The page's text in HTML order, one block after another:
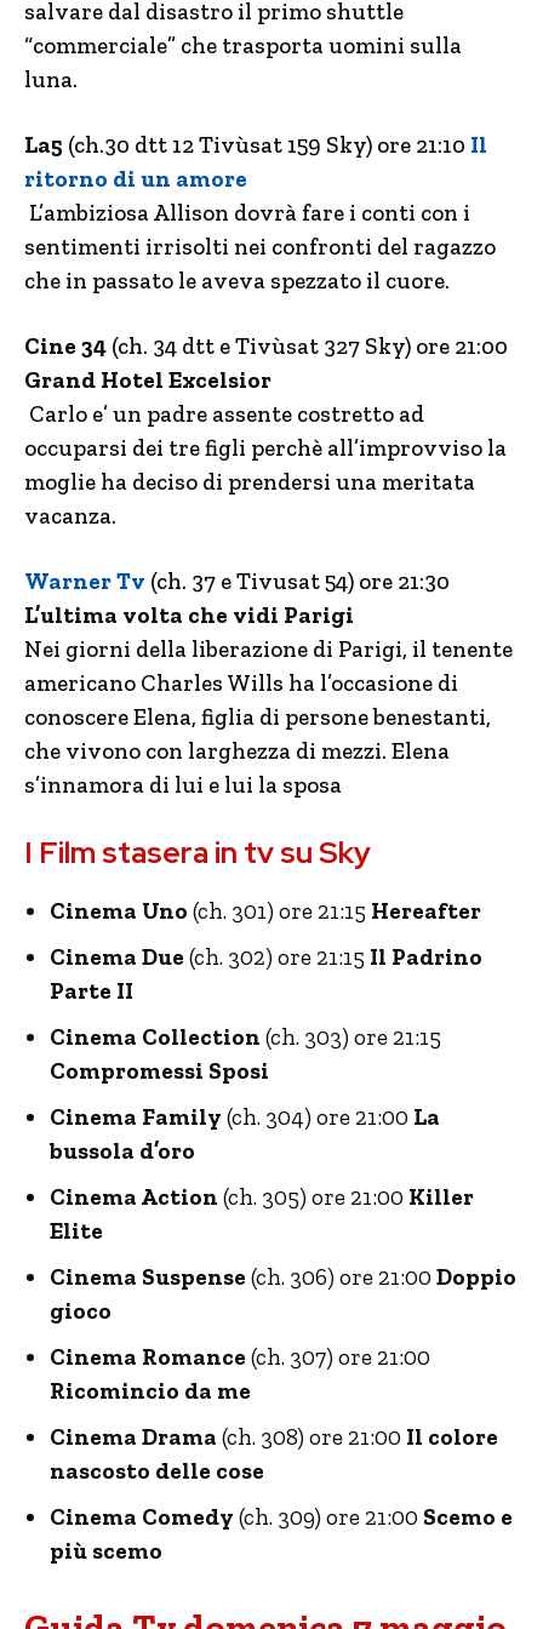
salvare dal disastro il primo shuttle
“commerciale” che trasporta uomini sulla
luna.
La5 (ch.30 dtt 12 Tivùsat 159 Sky) ore 21:10 Il
ritorno di un amore
L’ambiziosa Allison dovrà fare i conti con i
sentimenti irrisolti nei confronti del ragazzo
che in passato le aveva spezzato il cuore.
Cine 34 (ch. 34 dtt e Tivùsat 327 Sky) ore 21:00
Grand Hotel Excelsior
Carlo e’ un padre assente costretto ad
occuparsi dei tre figli perchè all’improvviso la
moglie ha deciso di prendersi una meritata
vacanza.
Warner Tv (ch. 37 e Tivusat 54) ore 21:30
L’ultima volta che vidi Parigi
Nei giorni della liberazione di Parigi, il tenente
americano Charles Wills ha l’occasione di
conoscere Elena, figlia di persone benestanti,
che vivono con larghezza di mezzi. Elena
s’innamora di lui e lui la sposa
I Film stasera in tv su Sky
Cinema Uno (ch. 301) ore 21:15 Hereafter
Cinema Due (ch. 302) ore 21:15 Il Padrino
Parte II
Cinema Collection (ch. 303) ore 21:15
Compromessi Sposi
Cinema Family (ch. 304) ore 21:00 La
bussola d’oro
Cinema Action (ch. 305) ore 21:00 Killer
Elite
Cinema Suspense (ch. 306) ore 21:00 Doppio
gioco
Cinema Romance (ch. 307) ore 21:00
Ricomincio da me
Cinema Drama (ch. 308) ore 21:00 Il colore
nascosto delle cose
Cinema Comedy (ch. 309) ore 21:00 Scemo e
più scemo